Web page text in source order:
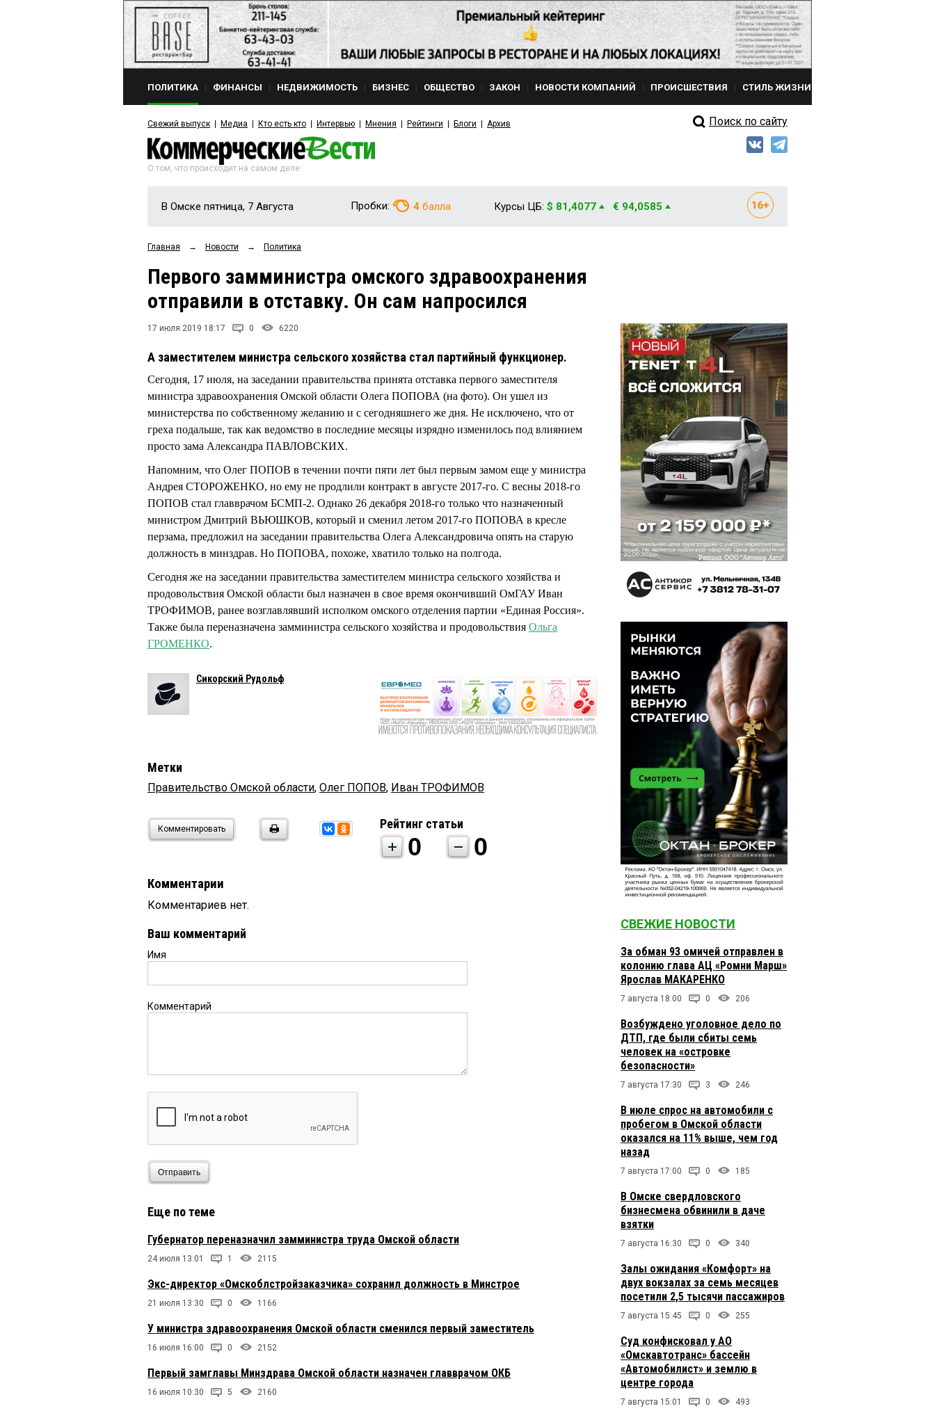
ПОЛИТИКА ФИНАНСЫ НЕДВИЖИМОСТЬ БИЗНЕС ОБЩЕСТВО ЗАКОН НОВОСТИ КОМПАНИЙ ПРОИСШЕСТВИЯ СТИЛЬ ЖИЗНИ
Свежий выпуск Медиа Кто есть кто Интервью Мнения Рейтинги Блоги Архив Поиск по сайту
О том, что происходит на самом деле
В Омске пятница, 7 Августа Пробки: 4 балла Курсы ЦБ: $ 81,4077 € 94,0585
Главная → Новости → Политика
Первого замминистра омского здравоохранения
отправили в отставку. Он сам напросился
17 июля 2019 18:17 0 6220
А заместителем министра сельского хозяйства стал партийный функционер.
Сегодня, 17 июля, на заседании правительства принята отставка первого заместителя
министра здравоохранения Омской области Олега ПОПОВА (на фото). Он ушел из
министерства по собственному желанию и с сегодняшнего же дня. Не исключено, что от
греха подальше, так как ведомство в последние месяцы изрядно изменилось под влиянием
просто зама Александра ПАВЛОВСКИХ.
Напомним, что Олег ПОПОВ в течении почти пяти лет был первым замом еще у министра
Андрея СТОРОЖЕНКО, но ему не продлили контракт в августе 2017-го. С весны 2018-го
ПОПОВ стал главврачом БСМП-2. Однако 26 декабря 2018-го только что назначенный
министром Дмитрий ВЬЮШКОВ, который и сменил летом 2017-го ПОПОВА в кресле
перзама, предложил на заседании правительства Олега Александровича опять на старую
должность в минздрав. Но ПОПОВА, похоже, хватило только на полгода.
Сегодня же на заседании правительства заместителем министра сельского хозяйства и
продовольствия Омской области был назначен в свое время окончивший ОмГАУ Иван
ТРОФИМОВ, ранее возглавлявший исполком омского отделения партии «Единая Россия».
Также была переназначена замминистра сельского хозяйства и продовольствия Ольга
ГРОМЕНКО.
Сикорский Рудольф
Метки
Правительство Омской области, Олег ПОПОВ, Иван ТРОФИМОВ
Комментировать Рейтинг статьи
0 0
Комментарии
Комментариев нет.
Ваш комментарий
Имя
Комментарий
Отправить
Еще по теме
Губернатор переназначил замминистра труда Омской области
24 июля 13:01 1 2115
Экс-директор «Омскоблстройзаказчика» сохранил должность в Минстрое
21 июля 13:30 0 1166
У министра здравоохранения Омской области сменился первый заместитель
16 июля 16:00 0 2152
Первый замглавы Минздрава Омской области назначен главврачом ОКБ
16 июля 10:30 5 2160
СВЕЖИЕ НОВОСТИ
За обман 93 омичей отправлен в
колонию глава АЦ «Ромни Марш»
Ярослав МАКАРЕНКО
7 августа 18:00 0 206
Возбуждено уголовное дело по
ДТП, где были сбиты семь
человек на «островке
безопасности»
7 августа 17:30 3 246
В июле спрос на автомобили с
пробегом в Омской области
оказался на 11% выше, чем год
назад
7 августа 17:00 0 185
В Омске свердловского
бизнесмена обвинили в даче
взятки
7 августа 16:30 0 340
Залы ожидания «Комфорт» на
двух вокзалах за семь месяцев
посетили 2,5 тысячи пассажиров
7 августа 15:45 0 255
Суд конфисковал у АО
«Омскавтотранс» бассейн
«Автомобилист» и землю в
центре города
7 августа 15:01 0 493